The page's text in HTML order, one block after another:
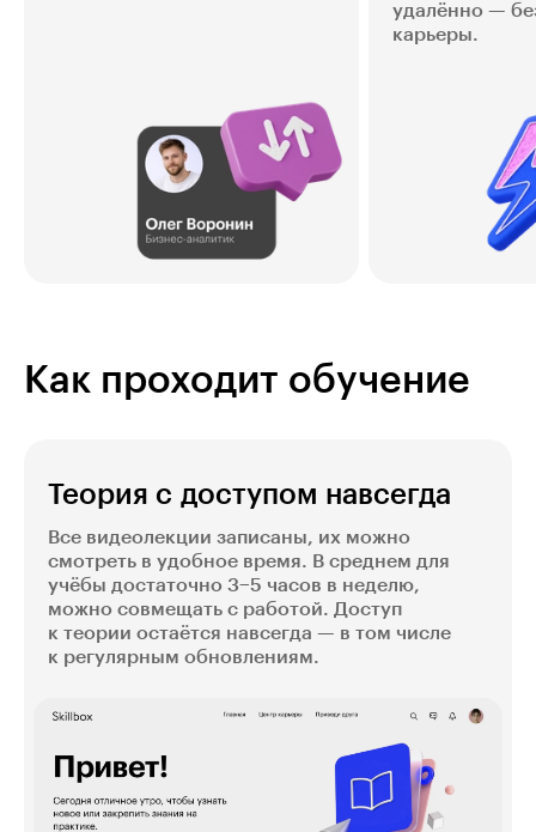
удалённо —
карьеры.
Как проходит обучение
Теория с доступом навсегда
Все видеолекции записаны, их можно
смотреть в удобное время. В среднем для
учёбы достаточно 3−5 часов в неделю,
можно совмещать с работой. Доступ
к теории остаётся навсегда — в том числе
к регулярным обновлениям.